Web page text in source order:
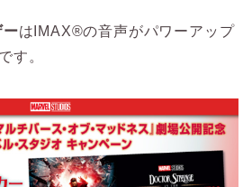
ーはIMAX®の音声がパワーアップ
す。